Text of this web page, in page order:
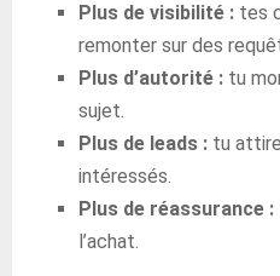
Plus de visibilité : tes
remonter sur des
Plus d’autorité : tu
sujet.
Plus de leads : tu
intéressés.
Plus de réassurance :
l’achat.